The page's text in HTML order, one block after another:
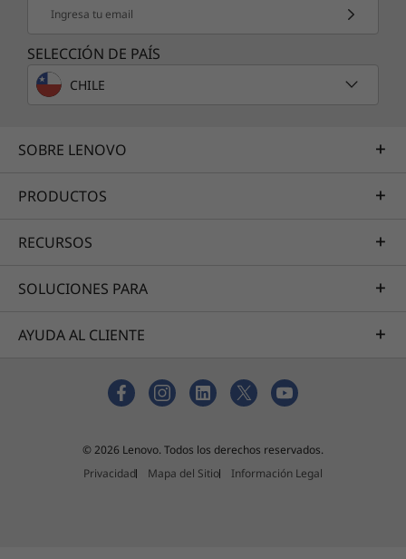
Ingresa tu email
SELECCIÓN DE PAÍS
CHILE
SOBRE LENOVO
PRODUCTOS
RECURSOS
SOLUCIONES PARA
AYUDA AL CLIENTE
© 2026 Lenovo. Todos los derechos reservados.
Privacidad
Mapa del Sitio Información Legal